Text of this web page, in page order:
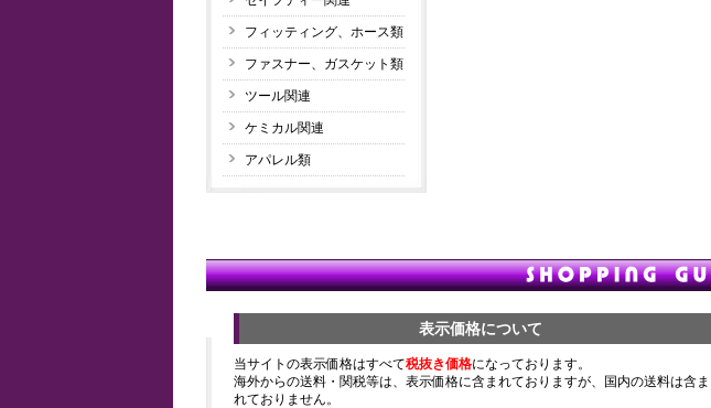
フィッティング、ホース類
ファスナー、ガスケット類
ツール関連
ケミカル関連
アパレル類
表示価格について
当サイトの表示価格はすべて税抜き価格になっております。
海外からの送料・関税等は、表示価格に含まれておりますが、国内の送料は含ま
れておりません。